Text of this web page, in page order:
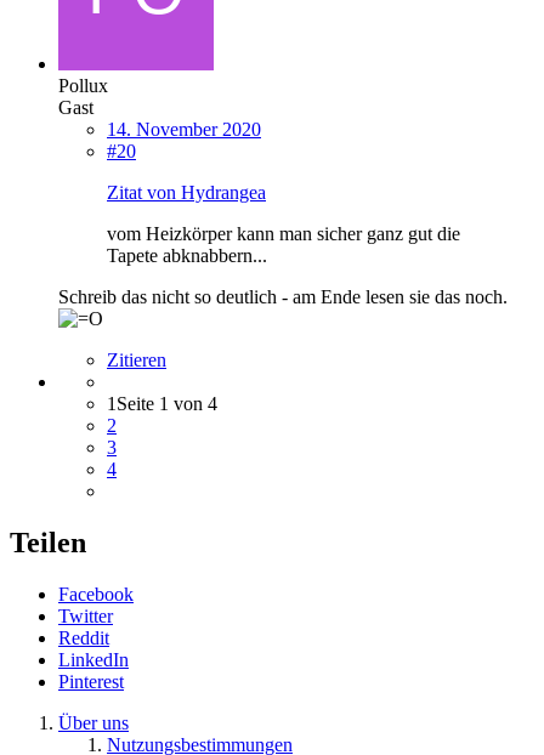
Pollux
Gast
14. November 2020
#20
Zitat von Hydrangea
vom Heizkörper kann man sicher ganz gut die
Tapete abknabbern...
Schreib das nicht so deutlich - am Ende lesen sie das noch.
Zitieren
1 Seite 1 von 4
2
3
4
Teilen
Facebook
Twitter
Reddit
LinkedIn
Pinterest
Über uns
Nutzungsbestimmungen